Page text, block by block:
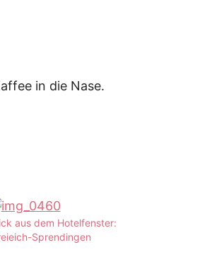
in die Nase.
aus dem Hotelfenster:
Sprendingen